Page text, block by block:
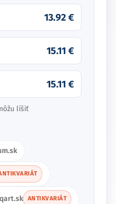
13.92 €
15.11 €
15.11 €
líšiť
ANTIKVARIÁT